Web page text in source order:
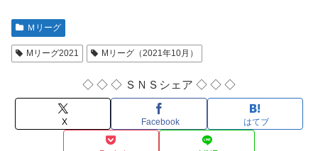
Ｍリーグ
Mリーグ2021 Mリーグ（2021年10月）
◇ ◇ ◇ ＳＮＳシェア ◇ ◇ ◇
X Facebook はてブ